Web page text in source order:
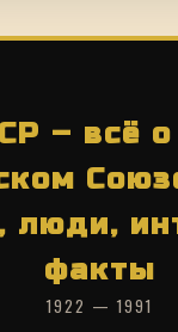
– всё
люди,
факты
1922 — 1991